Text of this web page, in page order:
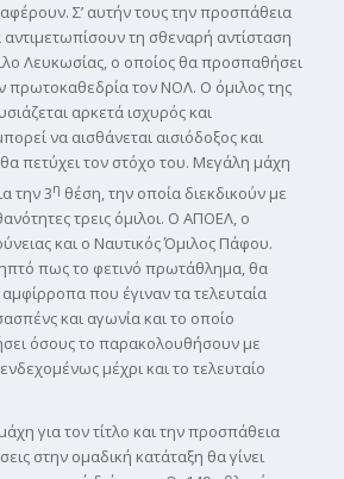
Σ’ αυτήν τους την προσπάθεια
τη σθεναρή αντίσταση
Λευκωσίας, ο οποίος θα προσπαθήσει
πρωτοκαθεδρία τον ΝΟΛ. Ο όμιλος της
αρκετά ισχυρός και
να αισθάνεται αισιόδοξος και
πετύχει τον στόχο του. Μεγάλη μάχη
την 3η θέση, την οποία διεκδικούν με
τρεις όμιλοι. Ο ΑΠΟΕΛ, ο
και ο Ναυτικός Όμιλος Πάφου.
πως το φετινό πρωτάθλημα, θα
αμφίρροπα που έγιναν τα τελευταία
και αγωνία και το οποίο
όσους το παρακολουθήσουν με
μέχρι και το τελευταίο
για τον τίτλο και την προσπάθεια
στην ομαδική κατάταξη θα γίνει